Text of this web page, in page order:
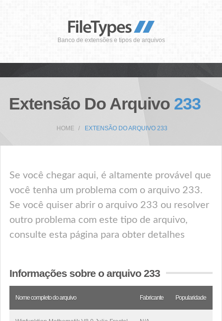
Banco de extensões e tipos de arquivos
Extensão Do Arquivo 233
HOME EXTENSÃO DO ARQUIVO 233
Se você chegar aqui, é altamente provável que
você tenha um problema com o arquivo 233.
Se você quiser abrir o arquivo 233 ou resolver
outro problema com este tipo de arquivo,
consulte esta página para obter detalhes
Informações sobre o arquivo 233
Nome completo do arquivo Fabricante Popularidade